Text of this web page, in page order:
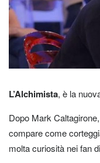
L’Alchimista, è la
Dopo Mark
compare come
molta curiosità nei fan